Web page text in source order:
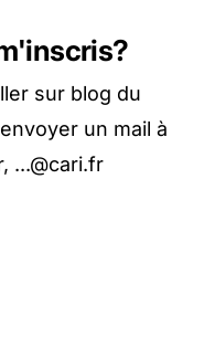
sur blog du
un mail à
...@cari.fr